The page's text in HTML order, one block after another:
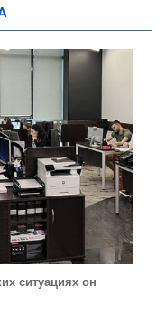
трендов в
«Интервью»
ситуациях он